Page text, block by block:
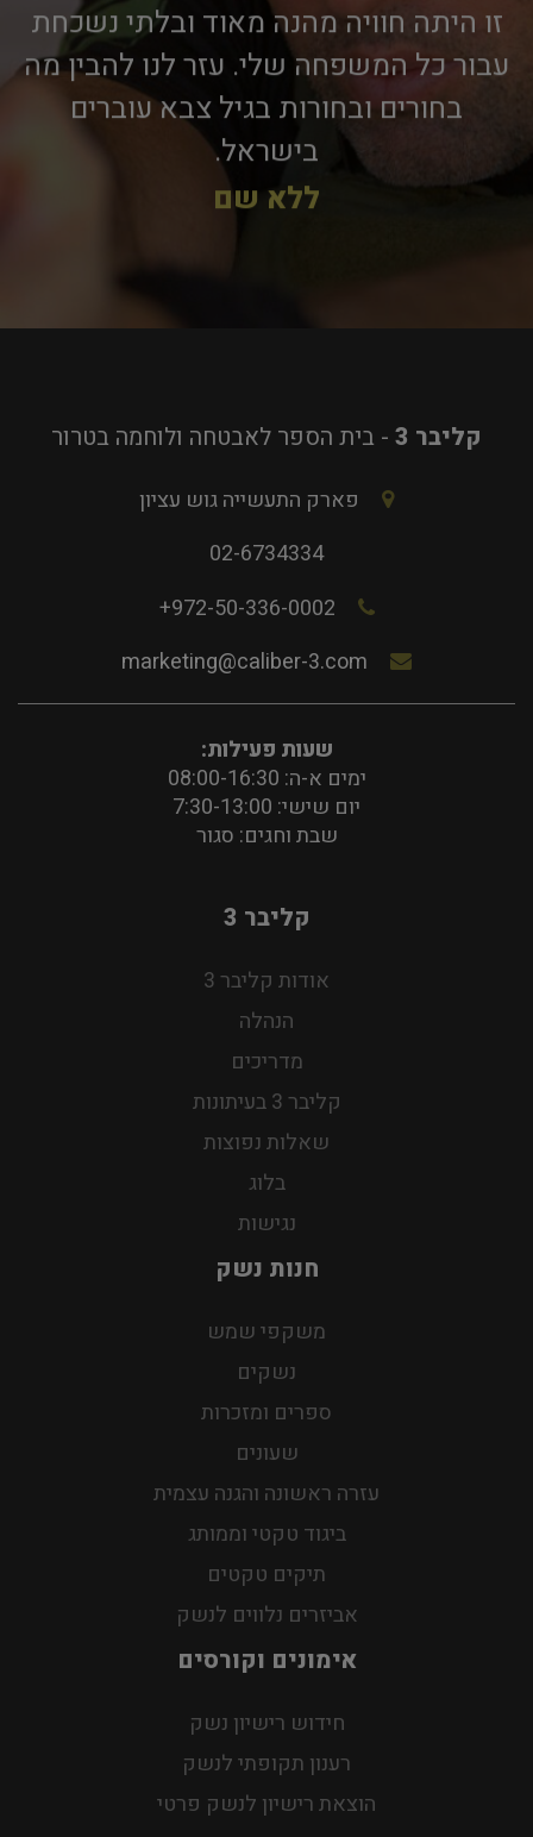
זו היתה חוויה מהנה מאוד ובלתי נשכחת
עבור כל המשפחה שלי. עזר לנו להבין מה
בחורים ובחורות בגיל צבא עוברים
בישראל.
ללא שם
קליבר 3 - בית הספר לאבטחה ולוחמה בטרור
פארק התעשייה גוש עציון
02-6734334
marketing@caliber-3.com
שעות פעילות:
ימים א-ה: 08:00-16:30
יום שישי: 7:30-13:00
שבת וחגים: סגור
קליבר 3
אודות קליבר 3
הנהלה
מדריכים
קליבר 3 בעיתונות
שאלות נפוצות
בלוג
נגישות
חנות נשק
משקפי שמש
נשקים
ספרים ומזכרות
שעונים
עזרה ראשונה והגנה עצמית
ביגוד טקטי וממותג
תיקים טקטים
אביזרים נלווים לנשק
אימונים וקורסים
חידוש רישיון נשק
רענון תקופתי לנשק
הוצאת רישיון לנשק פרטי